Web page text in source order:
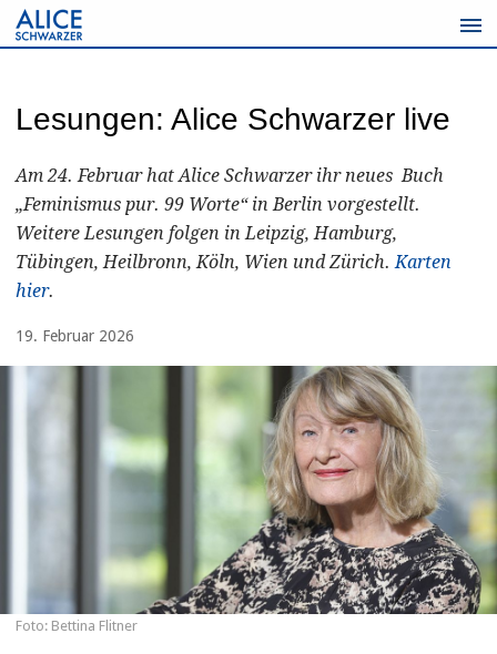
Zum
Inhalt
Lesungen: Alice Schwarzer live
Am 24. Februar hat Alice Schwarzer ihr neues Buch
„Feminismus pur. 99 Worte“ in Berlin vorgestellt.
Weitere Lesungen folgen in Leipzig, Hamburg,
Tübingen, Heilbronn, Köln, Wien und Zürich.Karten
hier.
19. Februar 2026
Foto: Bettina Flitner